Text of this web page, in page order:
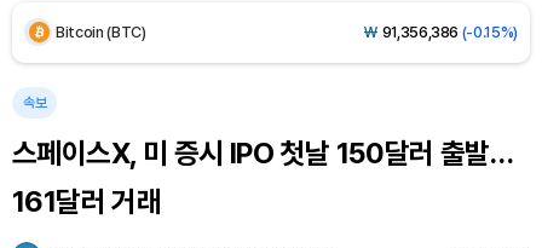
Bitcoin (BTC) ₩ 91,356,386 (-0.15%)
속보
스페이스X, 미 증시 IPO 첫날 150달러 출발…
161달러 거래